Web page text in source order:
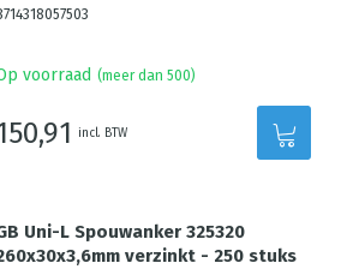
voorraad (meer dan 500)
incl. BTW
Uni-L Spouwanker 325320
verzinkt - 250 stuks